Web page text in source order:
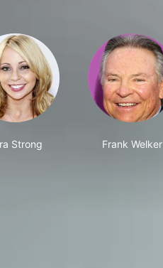
Strong Frank Welker